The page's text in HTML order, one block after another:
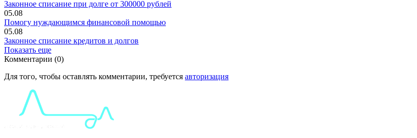
Законное списание при долге от 300000 рублей
05.08
Помогу нуждающимся финансовой помощью
05.08
Законное списание кредитов и долгов
Показать еще
Комментарии (0)
Для того, чтобы оставлять комментарии, требуется авторизация